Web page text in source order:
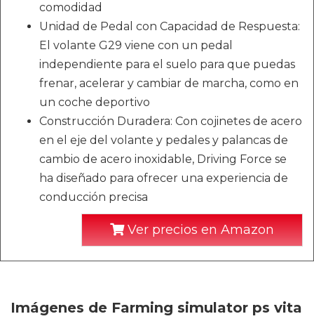
comodidad
Unidad de Pedal con Capacidad de Respuesta:
El volante G29 viene con un pedal
independiente para el suelo para que puedas
frenar, acelerar y cambiar de marcha, como en
un coche deportivo
Construcción Duradera: Con cojinetes de acero
en el eje del volante y pedales y palancas de
cambio de acero inoxidable, Driving Force se
ha diseñado para ofrecer una experiencia de
conducción precisa
Ver precios en Amazon
Imágenes de Farming simulator ps vita